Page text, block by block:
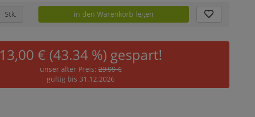
Stk. in den Warenkorb legen
13,00 € (43.34 %) gespart!
unser alter Preis:29,99 €
gültig bis 31.12.2026